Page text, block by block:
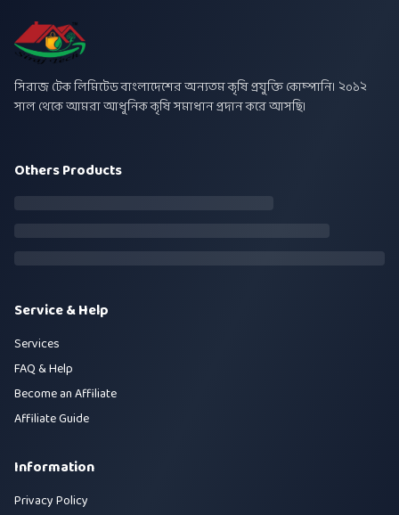
সিরাজ টেক লিমিটেড বাংলাদেশের অন্যতম কৃষি প্রযুক্তি কোম্পানি। ২০১২
সাল থেকে আমরা আধুনিক কৃষি সমাধান প্রদান করে আসছি।
Others Products
Service & Help
Services
FAQ & Help
Become an Affiliate
Affiliate Guide
Information
Privacy Policy